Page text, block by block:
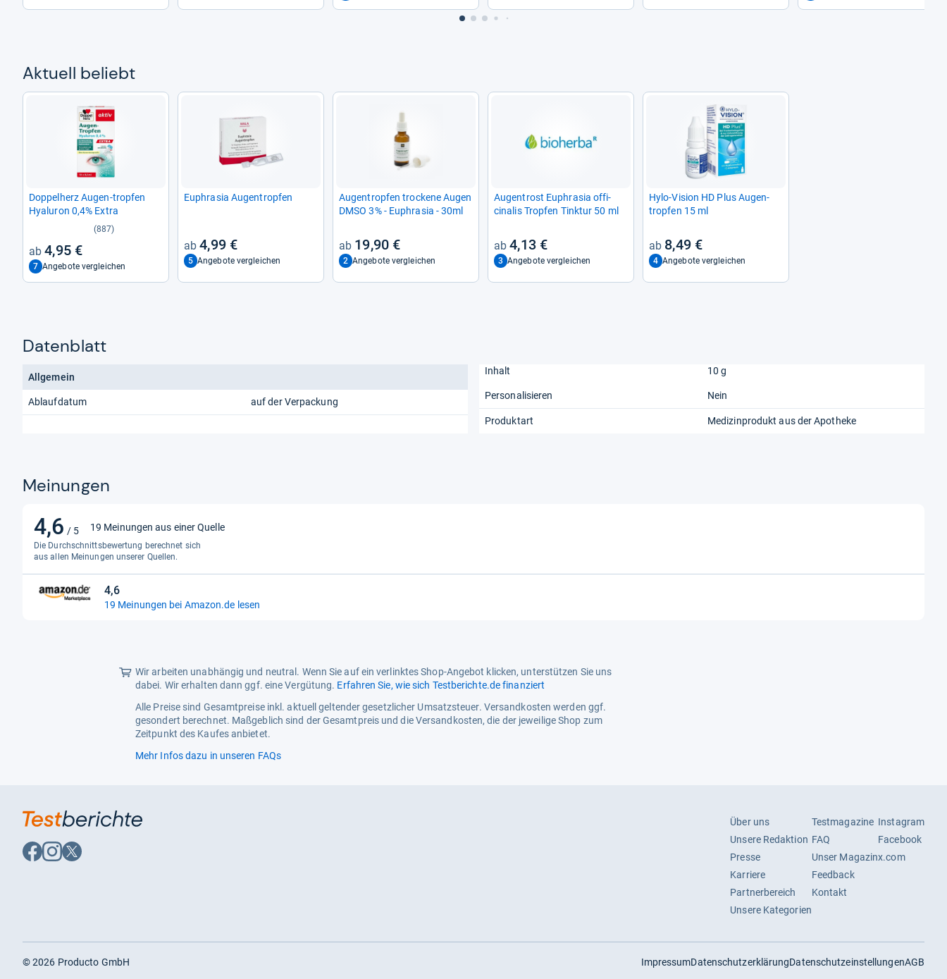
Aktu­ell beliebt
Dop­pel­herz Augen-​trop­fen
Hyalu­ron 0,4% Extra
(887)
4,95 €
7 Angebote vergleichen
Euphra­sia Augen­trop­fen
4,99 €
5 Angebote vergleichen
Augen­trop­fen tro­ckene Augen
DMSO 3% -​ Euphra­sia -​ 30ml
19,90 €
2 Angebote vergleichen
Augen­trost Euphra­sia offi­
cina­lis Trop­fen Tink­tur 50 ml
4,13 €
3 Angebote vergleichen
Hylo-​Vision HD Plus Augen­
trop­fen 15 ml
8,49 €
4 Angebote vergleichen
Datenblatt
Allgemein
Ablaufdatum auf der Verpackung
Inhalt 10 g
Personalisieren Nein
Produktart Medizinprodukt aus der Apotheke
Meinungen
4,6 / 5
4,6
von
5
Sternen
19 Meinungen aus einer Quelle
Die Durchschnittsbewertung berechnet sich
aus allen Meinungen unserer Quellen.
4,6
4,6
von
19 Meinungen bei Amazon.de lesen
Wir arbeiten unabhängig und neutral. Wenn Sie auf ein verlinktes Shop-Angebot klicken, unterstützen Sie uns
dabei. Wir erhalten dann ggf. eine Vergütung. Erfahren Sie, wie sich Testberichte.de finanziert
Alle Preise sind Gesamtpreise inkl. aktuell geltender gesetzlicher Umsatzsteuer. Versandkosten werden ggf.
gesondert berechnet. Maßgeblich sind der Gesamtpreis und die Versandkosten, die der jeweilige Shop zum
Zeitpunkt des Kaufes anbietet.
Mehr Infos dazu in unseren FAQs
Auf
Facebook
Auf
Instagram
Auf
X
Über uns
Unsere Redaktion
Presse
Karriere
Partnerbereich
Unsere Kategorien
Testmagazine
FAQ
Unser Magazin
Feedback
Kontakt
Instagram
Facebook
x.com
ImpressumDatenschutzerklärungDatenschutzeinstellungenAGB
©2026 Producto GmbH